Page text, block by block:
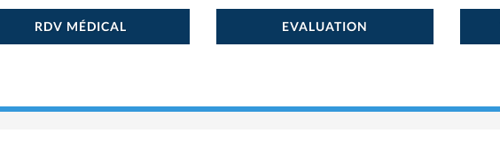
RDV MÉDICAL EVALUATION